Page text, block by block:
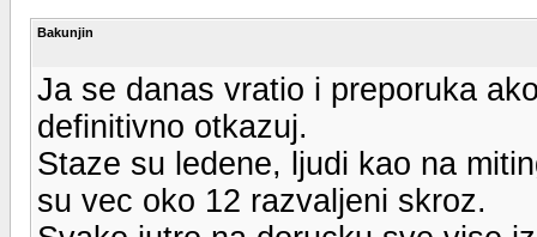
Bakunjin
Ja se danas vratio i preporuka
definitivno otkazuj.
Staze su ledene, ljudi kao na
su vec oko 12 razvaljeni skroz.